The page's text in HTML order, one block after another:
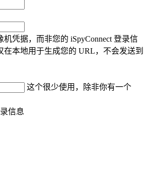
凭据，而非您的 iSpyConnect 登录信
在本地用于生成您的 URL，不会发送到
这个很少使用，除非你有一个
信息